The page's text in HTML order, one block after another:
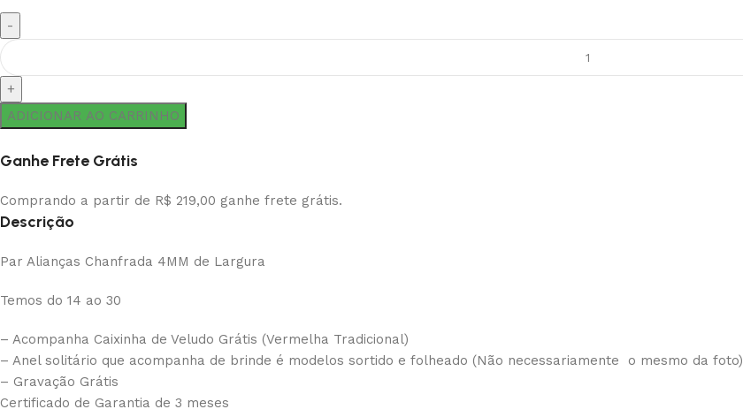
ADICIONAR AO CARRINHO
Ganhe Frete Grátis
Comprando a partir de R$ 219,00 ganhe frete grátis.
Descrição
Par Alianças Chanfrada 4MM de Largura
Temos do 14 ao 30
– Acompanha Caixinha de Veludo Grátis (Vermelha Tradicional)
– Anel solitário que acompanha de brinde é modelos sortido e folheado (Não necessariamente o mesmo da foto)
– Gravação Grátis
Certificado de Garantia de 3 meses